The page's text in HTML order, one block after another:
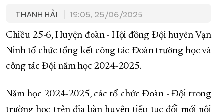
XÂY DỰNG NÔNG THÔN MỚI LỊCH CẮT ĐIỆN
TÀU - XE - MÁY BAY
KỶ NIỆM 370 NĂM XÂY DỰNG VÀ PHÁT TRIỂN TỈNH KHÁNH HÒA
KHOẢNH KHẮC ĐẸP XỨ TRẦM
ĐẠI HỘI ĐẢNG CÁC CẤP TRANG CHỦ VỀ BÁO KHÁNH HÒA
THANH HẢI 19:05, 25/06/2025
Chiều 25-6, Huyện đoàn - Hội đồng Đội huyện Vạn
Ninh tổ chức tổng kết công tác Đoàn trường học và
công tác Đội năm học 2024-2025.
Năm học 2024-2025, các tổ chức Đoàn - Đội trong
trường học trên địa bàn huyện tiếp tục đổi mới nội